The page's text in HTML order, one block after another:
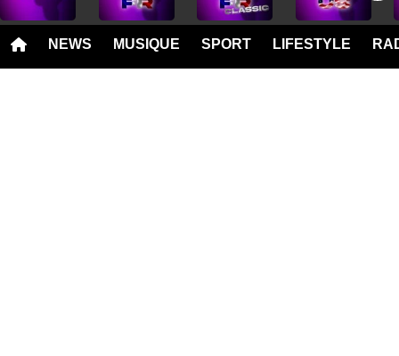
NEWS MUSIQUE SPORT LIFESTYLE